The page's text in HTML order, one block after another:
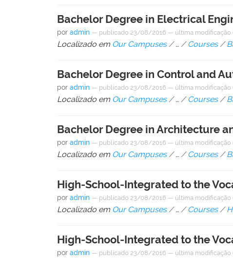
Bachelor Degree in Electrical
poradmin — publicado 23/08/2016 — última modificação
Localizado em Our Campuses /… / Courses /
Bachelor Degree in Control and
poradmin — publicado 23/08/2016 — última modificação
Localizado em Our Campuses /… / Courses /
Bachelor Degree in Architecture
poradmin — publicado 23/08/2016 — última modificação
Localizado em Our Campuses /… / Courses /
High-School-Integrated to the
poradmin — publicado 23/08/2016 — última modificação
Localizado em Our Campuses /… / Courses /
High-School-Integrated to the
poradmin — publicado 23/08/2016 — última modificação